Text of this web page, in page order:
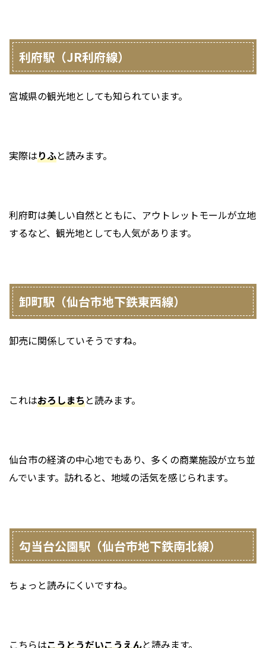
利府駅（JR利府線）
宮城県の観光地としても知られています。
実際はりふと読みます。
利府町は美しい自然とともに、アウトレットモールが立地
するなど、観光地としても人気があります。
卸町駅（仙台市地下鉄東西線）
卸売に関係していそうですね。
これはおろしまちと読みます。
仙台市の経済の中心地でもあり、多くの商業施設が立ち並
んでいます。訪れると、地域の活気を感じられます。
勾当台公園駅（仙台市地下鉄南北線）
ちょっと読みにくいですね。
こちらはこうとうだいこうえんと読みます。